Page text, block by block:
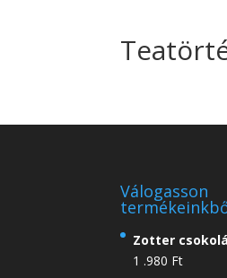
Válogasson
Zotter
1 .980 Ft